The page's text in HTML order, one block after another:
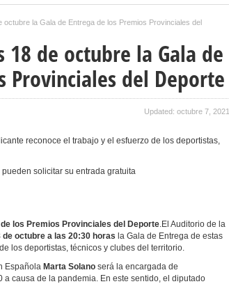
octubre la Gala de Entrega de los Premios Provinciales del
18 de octubre la Gala de
Provinciales del Deporte
Updated: octubre 7, 2021
reconoce el trabajo y el esfuerzo de los deportistas,
solicitar su entrada gratuita
los Premios Provinciales del Deporte.El Auditorio de la
de octubre a las 20:30 horas la Gala de Entrega de estas
los deportistas, técnicos y clubes del territorio.
Española Marta Solano será la encargada de
causa de la pandemia. En este sentido, el diputado